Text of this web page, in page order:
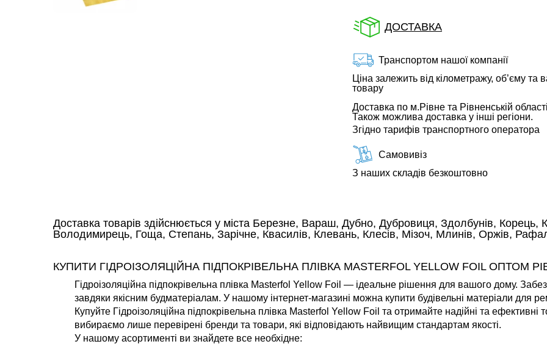
ДОСТАВКА
Транспортом нашої компанії
Ціна залежить від кілометражу, об’єму та
товару
Доставка по м.Рівне та Рівненській
Також можлива доставка у інші регіони.
Згідно тарифів транспортного оператора
Самовивіз
З наших складів безкоштовно
Доставка товарів здійснюється у міста Березне, Вараш, Дубно, Дубровиця, Здолбунів, Корець,
Володимирець, Гоща, Степань, Зарічне, Квасилів, Клевань, Клесів, Мізоч, Млинів, Оржів,
КУПИТИ ГІДРОІЗОЛЯЦІЙНА ПІДПОКРІВЕЛЬНА ПЛІВКА MASTERFOL YELLOW FOIL ОПТОМ
Гідроізоляційна підпокрівельна плівка Masterfol Yellow Foil — ідеальне рішення для вашого дому.
завдяки якісним будматеріалам. У нашому інтернет-магазині можна купити будівельні матеріали для
Купуйте Гідроізоляційна підпокрівельна плівка Masterfol Yellow Foil та отримайте надійні та
вибираємо лише перевірені бренди та товари, які відповідають найвищим стандартам якості.
У нашому асортименті ви знайдете все необхідне: